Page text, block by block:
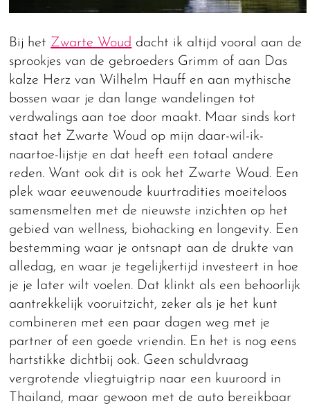
Bij het Zwarte Woud dacht ik altijd vooral aan de
sprookjes van de gebroeders Grimm of aan Das
kalze Herz van Wilhelm Hauff en aan mythische
bossen waar je dan lange wandelingen tot
verdwalings aan toe door maakt. Maar sinds kort
staat het Zwarte Woud op mijn daar-wil-ik-
naartoe-lijstje en dat heeft een totaal andere
reden. Want ook dit is ook het Zwarte Woud. Een
plek waar eeuwenoude kuurtradities moeiteloos
samensmelten met de nieuwste inzichten op het
gebied van wellness, biohacking en longevity. Een
bestemming waar je ontsnapt aan de drukte van
alledag, en waar je tegelijkertijd investeert in hoe
je je later wilt voelen. Dat klinkt als een behoorlijk
aantrekkelijk vooruitzicht, zeker als je het kunt
combineren met een paar dagen weg met je
partner of een goede vriendin. En het is nog eens
hartstikke dichtbij ook. Geen schuldvraag
vergrotende vliegtuigtrip naar een kuuroord in
Thailand, maar gewoon met de auto bereikbaar